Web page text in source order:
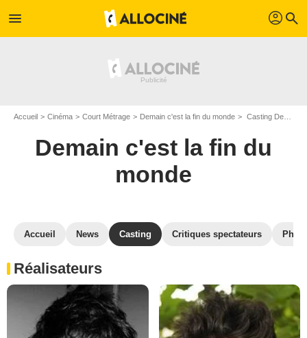
menu profil search
Accueil Cinéma Court Métrage Demain c'est la fin du monde Casting Demain c'est la fin du monde
Demain c'est la fin du
monde
Accueil News Casting Critiques spectateurs
Réalisateurs